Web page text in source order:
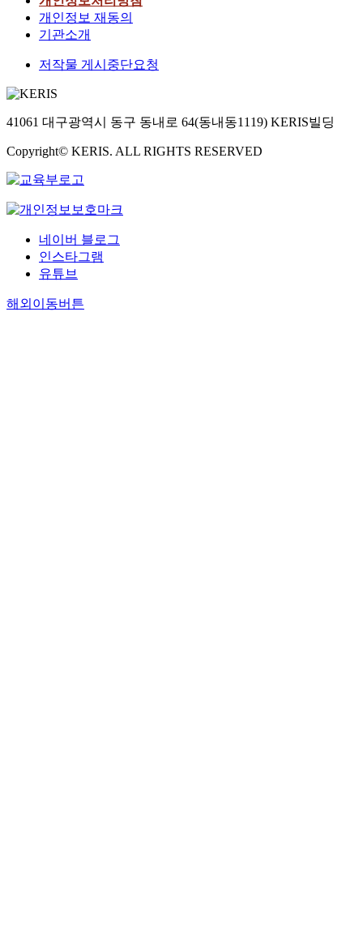
개인정보 재동의
기관소개
저작물 게시중단요청
41061 대구광역시 동구 동내로 64(동내동1119) KERIS빌딩
Copyright© KERIS. ALL RIGHTS RESERVED
네이버 블로그
인스타그램
유튜브
해외이동버튼